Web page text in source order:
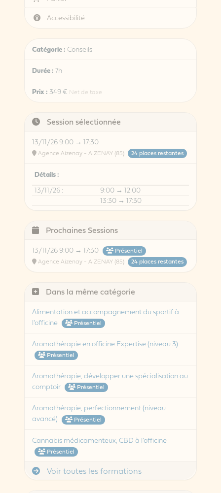
Accessibilité
Catégorie : Conseils
Durée :7h
Prix : 349 € Net de taxe
Session sélectionnée
13/11/26 9:00 → 17:30
Agence Aizenay - AIZENAY (85) 24 places restantes
Détails :
13/11/26 :
9:00 → 12:00
13:30 → 17:30
Prochaines Sessions
13/11/26 9:00 → 17:30
Présentiel
Agence Aizenay - AIZENAY (85)
24 places restantes
Dans la même catégorie
Alimentation et accompagnement du sportif à
l'officine
Présentiel
Aromathérapie en officine Expertise (niveau 3)
Présentiel
Aromathérapie, développer une spécialisation au
comptoir
Présentiel
Aromathérapie, perfectionnement (niveau
avancé)
Présentiel
Cannabis médicamenteux, CBD à l’officine
Présentiel
Voir toutes les formations